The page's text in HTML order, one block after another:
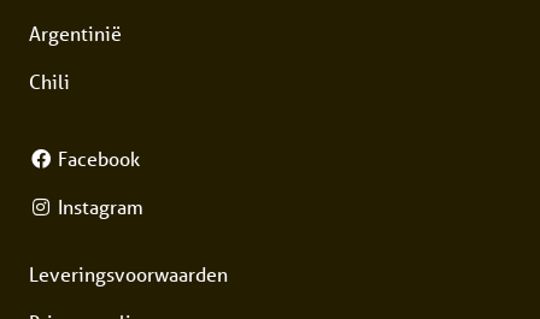
Argentinië
Chili
Facebook
Instagram
Leveringsvoorwaarden